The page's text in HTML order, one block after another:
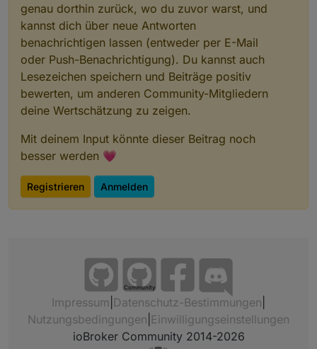
genau dorthin zurück, wo du zuvor warst, und
kannst dich über neue Antworten
benachrichtigen lassen (entweder per E-Mail
oder Push-Benachrichtigung). Du kannst auch
Lesezeichen speichern und Beiträge positiv
bewerten, um anderen Community-Mitgliedern
deine Wertschätzung zu zeigen.
Mit deinem Input könnte dieser Beitrag noch
besser werden 💗
Registrieren Anmelden
Community
Impressum Datenschutz-Bestimmungen
Nutzungsbedingungen Einwilligungseinstellungen
ioBroker Community 2014-2026